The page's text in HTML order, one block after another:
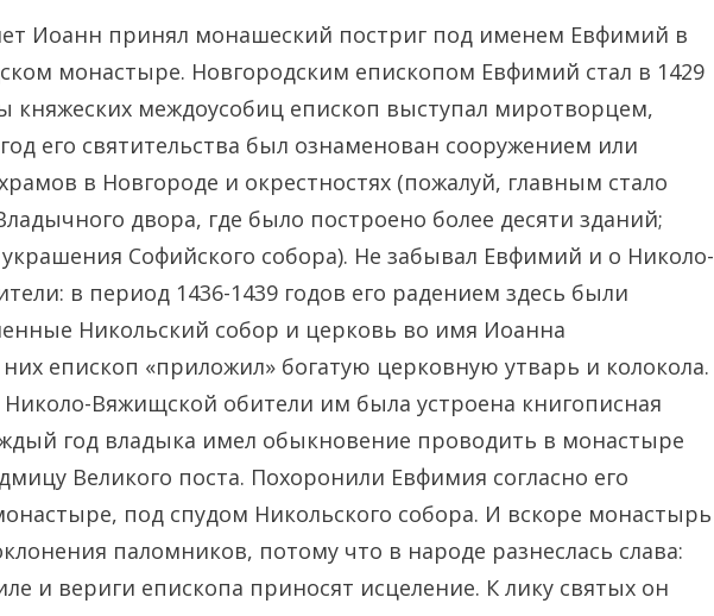
Иоанн принял монашеский постриг под именем Евфимий в
монастыре. Новгородским епископом Евфимий стал в 1429
княжеских междоусобиц епископ выступал миротворцем,
его святительства был ознаменован сооружением или
в Новгороде и окрестностях (пожалуй, главным стало
двора, где было построено более десяти зданий;
Софийского собора). Не забывал Евфимий и о Николо-
в период 1436-1439 годов его радением здесь были
Никольский собор и церковь во имя Иоанна
них епископ «приложил» богатую церковную утварь и колокола.
Николо-Вяжищской обители им была устроена книгописная
год владыка имел обыкновение проводить в монастыре
Великого поста. Похоронили Евфимия согласно его
под спудом Никольского собора. И вскоре монастырь
паломников, потому что в народе разнеслась слава:
и вериги епископа приносят исцеление. К лику святых он